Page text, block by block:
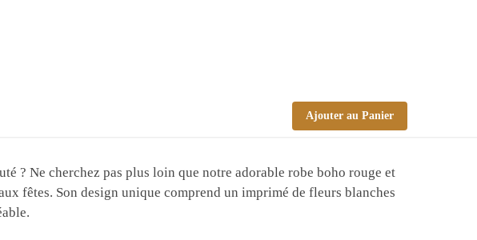
Ajouter au Panier
? Ne cherchez pas plus loin que notre adorable robe boho rouge et
fêtes. Son design unique comprend un imprimé de fleurs blanches